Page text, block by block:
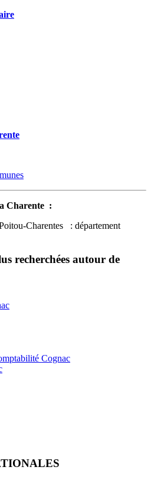
Charente :
Charentes : département
recherchées autour de
Cognac